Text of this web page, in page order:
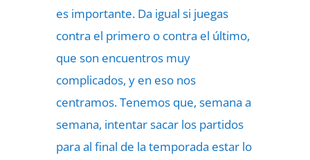
es importante. Da igual si juegas
contra el primero o contra el último,
que son encuentros muy
complicados, y en eso nos
centramos. Tenemos que, semana a
semana, intentar sacar los partidos
para al final de la temporada estar lo